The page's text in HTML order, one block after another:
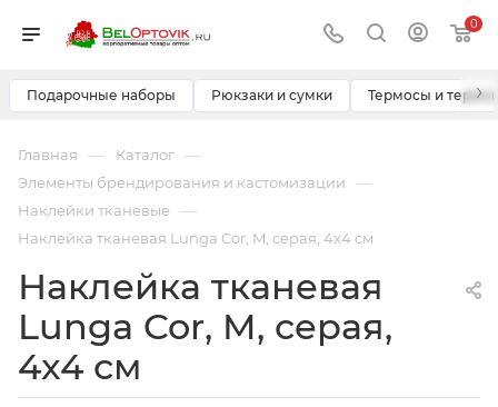
0
Подарочные наборы Рюкзаки и сумки Термосы и ›
Главная — Каталог —
Элементы брендирования и кастомизации —
Наклейки тканевые —
Наклейка тканевая Lunga Cor, M, серая, 4x4 см
Наклейка тканевая
Lunga Cor, M, серая,
4x4 см